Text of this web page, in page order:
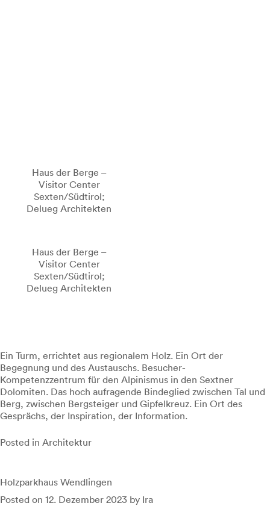
Haus der Berge –
Visitor Center
Sexten/Südtirol;
Delueg Architekten
Haus der Berge –
Visitor Center
Sexten/Südtirol;
Delueg Architekten
Ein Turm, errichtet aus regionalem Holz. Ein Ort der
Begegnung und des Austauschs. Besucher-
Kompetenzzentrum für den Alpinismus in den Sextner
Dolomiten. Das hoch aufragende Bindeglied zwischen Tal und
Berg, zwischen Bergsteiger und Gipfelkreuz. Ein Ort des
Gesprächs, der Inspiration, der Information.
Posted in Architektur
Holzparkhaus Wendlingen
Posted on 12. Dezember 2023 by Ira